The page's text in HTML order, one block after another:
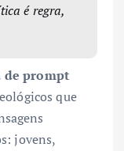
é regra,
de prompt
que
jovens,